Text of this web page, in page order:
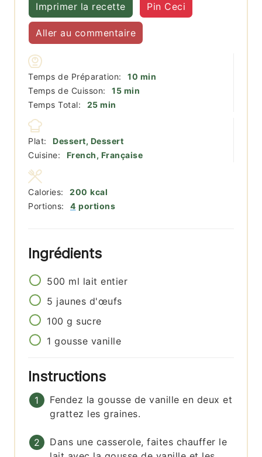
Imprimer la recette Pin Ceci
Aller au commentaire
Temps de Préparation: 10 minutes
min
Temps de Cuisson:
15minutes
min
Temps Total:
25minutes
min
Plat:
Dessert, Dessert
Cuisine:
French, Française
Portions: 4 portions
Calories: 200 kcal
Ingrédients
500 ml lait entier
5 jaunes d'œufs
100 g sucre
1 gousse vanille
Instructions
Fendez la gousse de vanille en deux et
grattez les graines.
Dans une casserole, faites chauffer le